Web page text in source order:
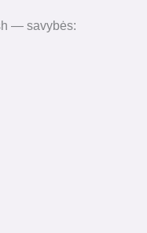
— savybės: